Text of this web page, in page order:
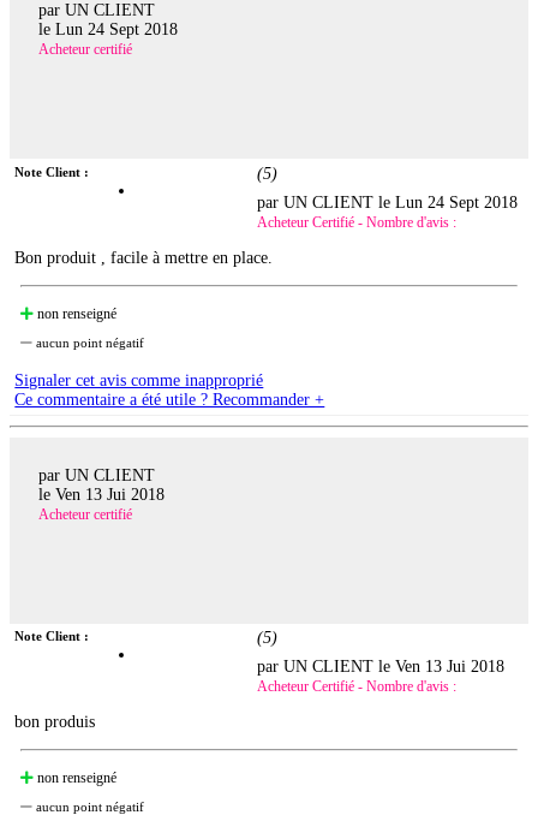
par UN CLIENT
le Lun 24 Sept 2018
Acheteur certifié
Note Client : (5)
par UN CLIENT leLun 24 Sept 2018
Acheteur Certifié - Nombre d'avis :
Bon produit , facile à mettre en place.
non renseigné
aucun point négatif
Signaler cet avis comme inapproprié
Ce commentaire a été utile ? Recommander +
par UN CLIENT
le Ven 13 Jui 2018
Acheteur certifié
Note Client : (5)
par UN CLIENT leVen 13 Jui 2018
Acheteur Certifié - Nombre d'avis :
bon produis
non renseigné
aucun point négatif